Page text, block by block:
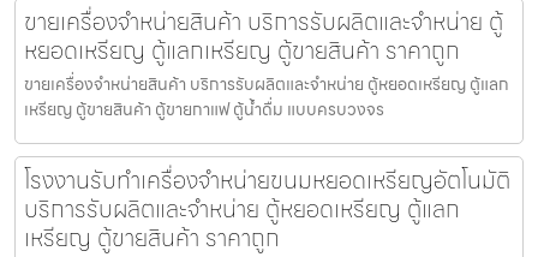
ขายเครื่องจำหน่ายสินค้า บริการรับผลิตและจำหน่าย ตู้
หยอดเหรียญ ตู้แลกเหรียญ ตู้ขายสินค้า ราคาถูก
ขายเครื่องจำหน่ายสินค้า บริการรับผลิตและจำหน่าย ตู้หยอดเหรียญ ตู้แลก
เหรียญ ตู้ขายสินค้า ตู้ขายกาแฟ ตู้น้ำดื่ม แบบครบวงจร
โรงงานรับทำเครื่องจำหน่ายขนมหยอดเหรียญ​​อัตโนมัติ
บริการรับผลิตและจำหน่าย ตู้หยอดเหรียญ ตู้แลก
เหรียญ ตู้ขายสินค้า ราคาถูก